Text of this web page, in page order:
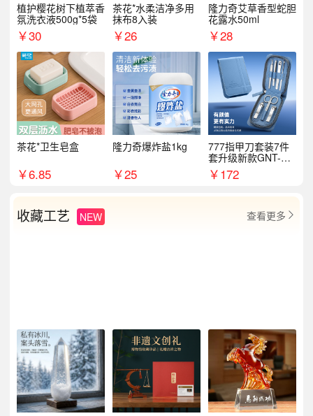
植护樱花树下植萃香
氛洗衣液500g*5袋
￥30
茶花*水柔洁净多用
抹布8入装
￥26
隆力奇艾草香型蛇胆
花露水50ml
￥28
茶花*卫生皂盒
￥6.85
隆力奇爆炸盐1kg
￥25
777指甲刀套装7件
套升级新款GNT-PM
072
￥172
收藏工艺 NEW 查看更多 